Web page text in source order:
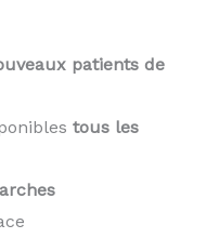
patients de
tous les